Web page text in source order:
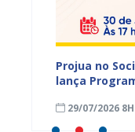
Projua no
lança
idosa
29/07/2026